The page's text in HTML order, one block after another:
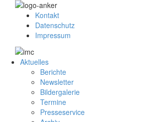
Kontakt
Datenschutz
Impressum
Aktuelles
Berichte
Newsletter
Bildergalerie
Termine
Presseservice